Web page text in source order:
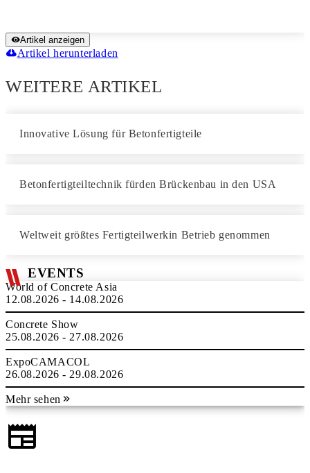
Artikel anzeigen
Artikel herunterladen
WEITERE ARTIKEL
Innovative Lösung für Betonfertigteile
Betonfertigteiltechnik fürden Brückenbau in den USA
Weltweit größtes Fertigteilwerkin Betrieb genommen
EVENTS
World of Concrete Asia
12.08.2026 - 14.08.2026
Concrete Show
25.08.2026 - 27.08.2026
ExpoCAMACOL
26.08.2026 - 29.08.2026
Mehr sehen